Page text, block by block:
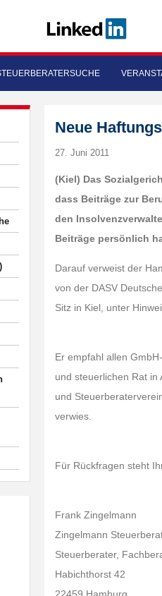
Neue
27. Juni 2011
(Kiel) Das
dass Beiträge zur
den
Beiträge persönlich
Darauf verweist der
von der DASV
Sitz in Kiel, unter
Er empfahl allen
und steuerlichen Rat in
und
verwies.
Für Rückfragen steht
Frank Zingelmann
Zingelmann
Steuerberater,
Habichthorst 42